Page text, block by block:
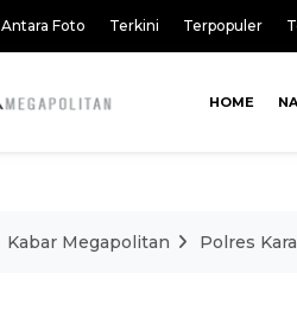
Antara Foto Terkini Terpopuler
HOME
Kabar Megapolitan Polres